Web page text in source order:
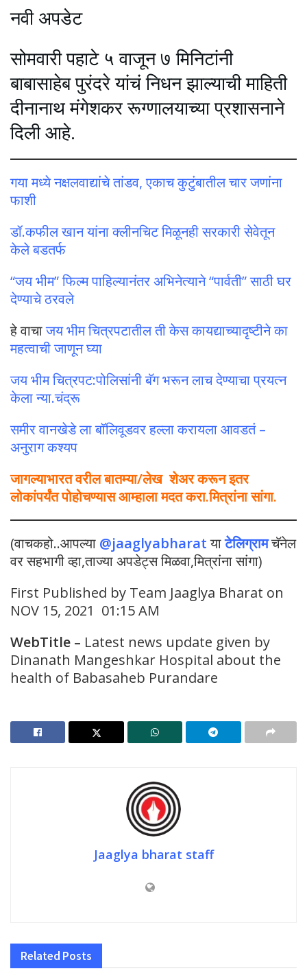
नवी अपडेट
सोमवारी पहाटे ५ वाजून ७ मिनिटांनी
बाबासाहेब पुरंदरे यांचं निधन झाल्याची माहिती
दीनानाथ मंगेशकर रूग्णालयाच्या प्रशासनाने
दिली आहे.
गया मध्ये नक्षलवाद्यांचे तांडव, एकाच कुटुंबातील चार जणांना
फाशी
डॉ.कफील खान यांना क्लीनचिट मिळूनही सरकारी सेवेतून
केले बडतर्फ
“जय भीम” फिल्म पाहिल्यानंतर अभिनेत्याने “पार्वती” साठी घर
देण्याचे ठरवले
हे वाचाजय भीम चित्रपटातील ती केस कायद्याच्यादृष्टीने का
महत्वाची जाणून घ्या
जय भीम चित्रपट:पोलिसांनी बॅग भरून लाच देण्याचा प्रयत्न
केला न्या.चंद्रू
समीर वानखेडे ला बॉलिवूडवर हल्ला करायला आवडतं –
अनुराग कश्यप
जागल्याभारत वरील बातम्या/लेख शेअर करून इतर
लोकांपर्यंत पोहोचण्यास आम्हाला मदत करा.मित्रांना सांगा.
(वाचकहो..आपल्या @jaaglyabharat याटेलिग्रामचॅनेल
वर सहभागी व्हा,ताज्या अपडेट्स मिळवा,मित्रांना सांगा)
First Published by Team Jaaglya Bharat on
NOV 15, 2021 01:15 AM
WebTitle – Latest news update given by
Dinanath Mangeshkar Hospital about the
health of Babasaheb Purandare
Jaaglya bharat staff
Related Posts